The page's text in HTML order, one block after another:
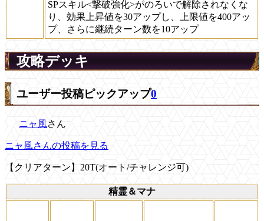
SPスキル<撃破強化>がのろいで解除されなくな
り、効果上昇値を30アップし、上限値を400アッ
プ、さらに継続ターン数を10アップ
攻略デッキ
ユーザー投稿ピックアップ0
ニャ風さん
ニャ風さんの投稿を見る
【クリアターン】20T(オート/チャレンジ可)
精霊＆マナ